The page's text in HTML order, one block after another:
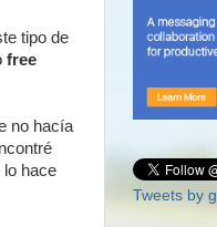
tipo de
free
no hacía
lo hace
Tweets by